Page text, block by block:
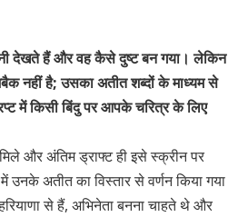
देखते हैं और वह कैसे दुष्ट बन गया। लेकिन
नहीं है; उसका अतीत शब्दों के माध्यम से
में किसी बिंदु पर आपके चरित्र के लिए
और अंतिम ड्राफ्ट ही इसे स्क्रीन पर
उनके अतीत का विस्तार से वर्णन किया गया
से हैं, अभिनेता बनना चाहते थे और